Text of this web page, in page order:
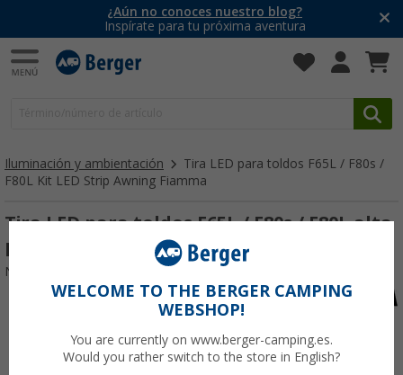
¿Aún no conoces nuestro blog?
Inspírate para tu próxima aventura
Iluminación y ambientación
Tira LED para toldos F65L / F80s /
F80L Kit LED Strip Awning Fiamma
Tira LED para toldos F65L / F80s / F80L alta
luminosidad Kit LED Strip Awning Fiamma
Nº de artículo 620420
WELCOME TO THE BERGER CAMPING
WEBSHOP!
You are currently on www.berger-camping.es.
Would you rather switch to the store in English?